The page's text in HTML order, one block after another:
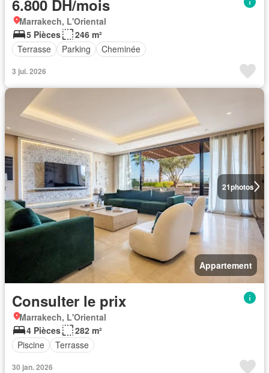
6.800 DH/mois
Marrakech, L'Oriental
5 Pièces
246 m²
Terrasse
Parking Cheminée
3 jui. 2026
21photos
Appartement
Consulter le prix
Marrakech, L'Oriental
4 Pièces
282 m²
Piscine
Terrasse
30 jan. 2026